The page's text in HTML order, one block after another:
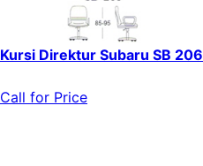
Kursi Direktur Subaru SB 206
Call for Price